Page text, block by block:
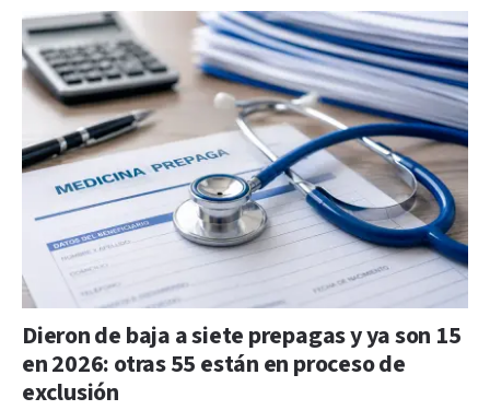
Dieron de baja a siete prepagas y ya son 15
en 2026: otras 55 están en proceso de
exclusión